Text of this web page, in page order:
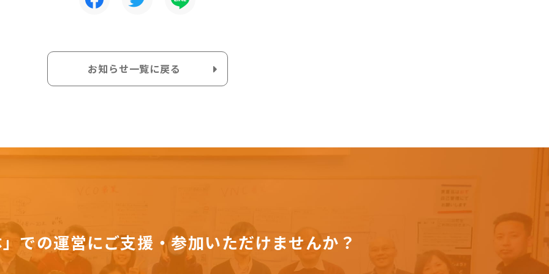
お知らせ一覧に戻る
での運営にご支援・参加いただけませんか？